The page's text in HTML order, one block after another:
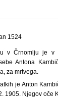
1524
v Črnomlju je v
Antona
za mrtvega.
je Anton
1905. Njegov oče